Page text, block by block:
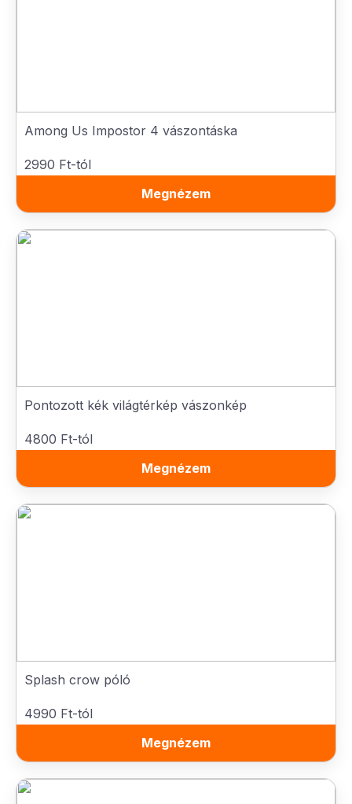
Among Us Impostor 4 vászontáska
2990 Ft-tól
Megnézem
Pontozott kék világtérkép vászonkép
4800 Ft-tól
Megnézem
Splash crow póló
4990 Ft-tól
Megnézem